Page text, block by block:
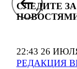
22:43 26
РЕДАКЦИЯ
СЛЕДИТЕ ЗА